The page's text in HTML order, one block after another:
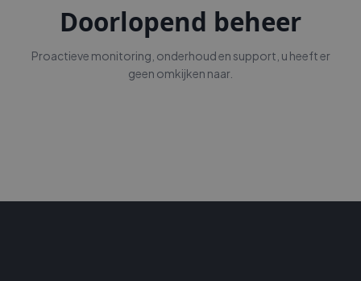
Doorlopend beheer
Proactieve monitoring, onderhoud en support, u heeft er
geen omkijken naar.